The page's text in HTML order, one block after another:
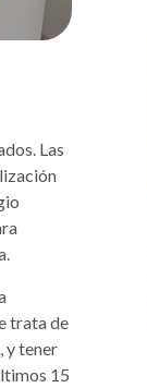
Las
trata de
y tener
15